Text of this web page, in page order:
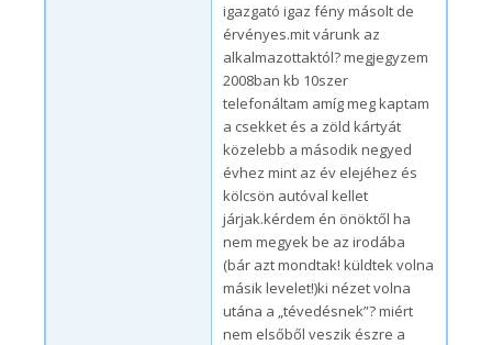
igazgató igaz fény másolt de
érvényes.mit várunk az
alkalmazottaktól? megjegyzem
2008ban kb 10szer
telefonáltam amíg meg kaptam
a csekket és a zöld kártyát
közelebb a második negyed
évhez mint az év elejéhez és
kölcsön autóval kellet
járjak.kérdem én önöktől ha
nem megyek be az irodába
(bár azt mondtak! küldtek volna
másik levelet!)ki nézet volna
utána a „tévedésnek”? miért
nem elsőből veszik észre a